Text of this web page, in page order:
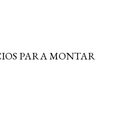
PARA MONTAR